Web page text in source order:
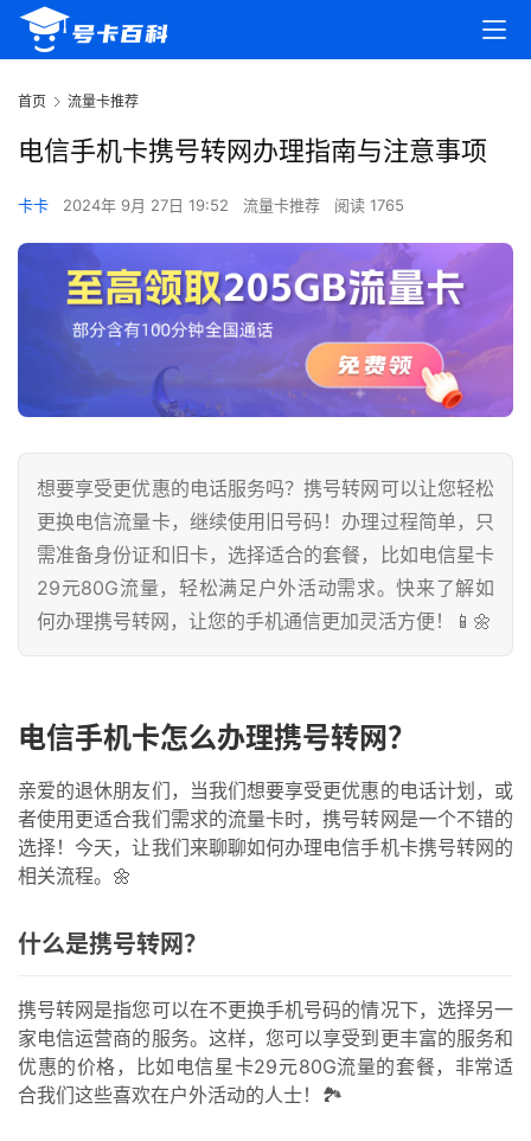
首页 流量卡推荐
电信手机卡携号转网办理指南与注意事项
卡卡 2024年 9月 27日 19:52 流量卡推荐 阅读 1765
想要享受更优惠的电话服务吗？携号转网可以让您轻松
更换电信流量卡，继续使用旧号码！办理过程简单，只
需准备身份证和旧卡，选择适合的套餐，比如电信星卡
29元80G流量，轻松满足户外活动需求。快来了解如
何办理携号转网，让您的手机通信更加灵活方便！📱🌼
电信手机卡怎么办理携号转网？
亲爱的退休朋友们，当我们想要享受更优惠的电话计划，或
者使用更适合我们需求的流量卡时，携号转网是一个不错的
选择！今天，让我们来聊聊如何办理电信手机卡携号转网的
相关流程。🌼
什么是携号转网？
携号转网是指您可以在不更换手机号码的情况下，选择另一
家电信运营商的服务。这样，您可以享受到更丰富的服务和
优惠的价格，比如电信星卡29元80G流量的套餐，非常适
合我们这些喜欢在户外活动的人士！🏞️